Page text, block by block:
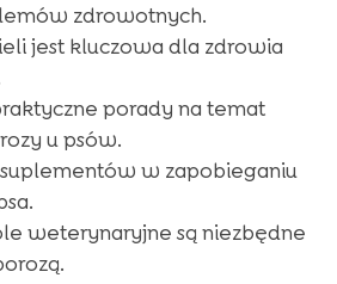
starszych psów
z ostrym bólem
produkty dla psów z
zdrowotnych.
jest kluczowa dla zdrowia
porady na temat
u psów.
w zapobieganiu
weterynaryjne są niezbędne